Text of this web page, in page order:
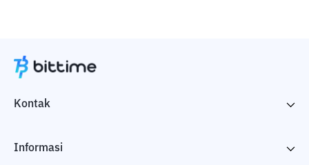
Kontak
Informasi